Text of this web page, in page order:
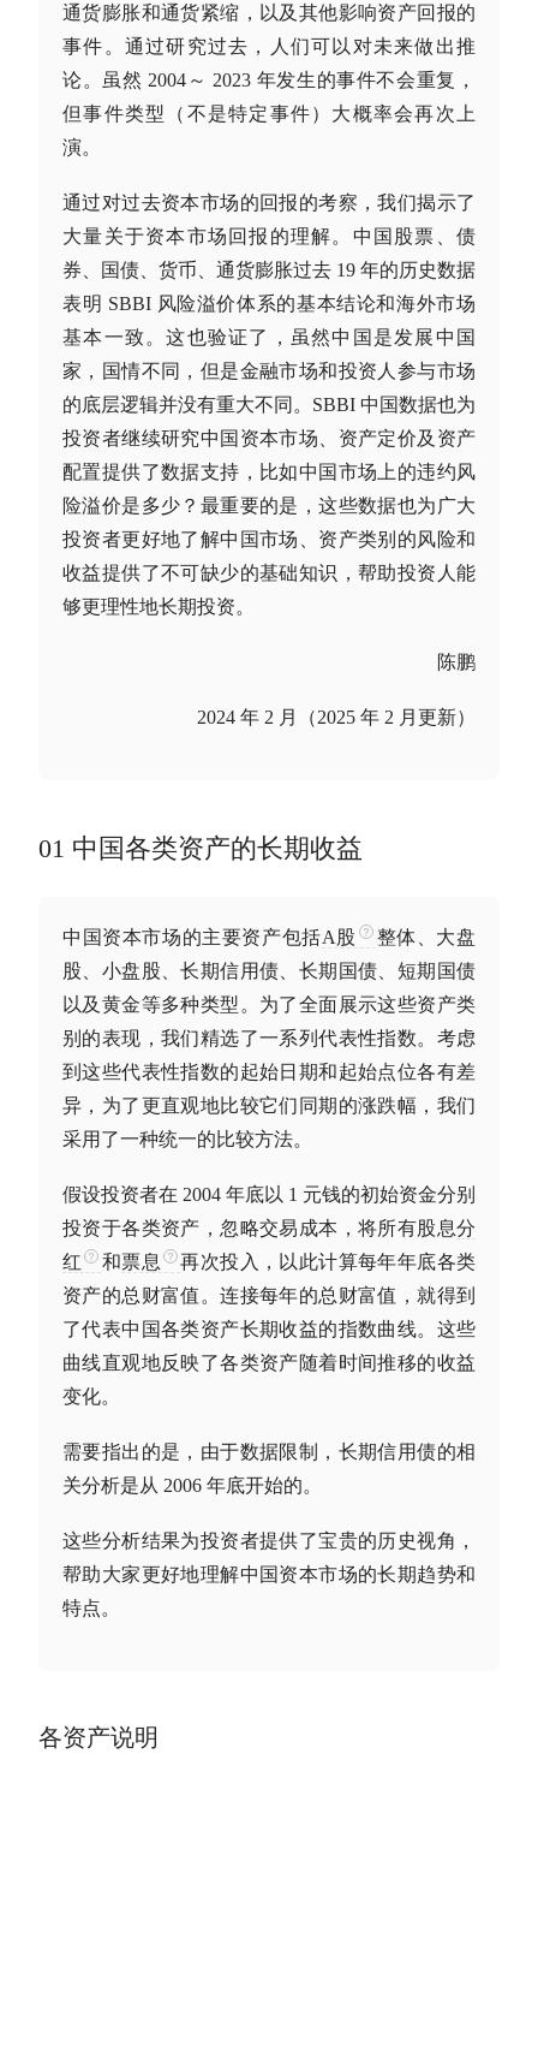
通货膨胀和通货紧缩，以及其他影响资产回报的
事件。通过研究过去，人们可以对未来做出推
论。虽然 2004～ 2023 年发生的事件不会重复，
但事件类型（不是特定事件）大概率会再次上
演。
通过对过去资本市场的回报的考察，我们揭示了
大量关于资本市场回报的理解。中国股票、债
券、
国债 、货币、通货膨胀过去 19 年的历史数据
表明 SBBI 风险溢价体系的基本结论和海外市场
基本一致。这也验证了，虽然中国是发展中国
家，国情不同，但是金融市场和投资人参与市场
的底层逻辑并没有重大不同。SBBI 中国数据也为
投资者继续研究中国资本市场、资产定价及 资产
配置提供了数据支持，比如中国市场上的违约风
险溢价是多少？最重要的是，这些数据也为广大
投资者更好地了解中国市场、资产类别的风险和
收益提供了不可缺少的基础知识，帮助投资人能
够更理性地长期投资。
陈鹏
2024 年 2 月（2025 年 2 月更新）
01 中国各类资产的长期收益
中国资本市场的主要资产包括A股 整体、 大盘
股 、小盘股、长期信用债、长期 国债
短期国债
以及黄金等多种类型。为了全面展示这些资产类
别的表现，我们精选了一系列代表性指数。考虑
到这些代表性指数的起始日期和起始点位各有差
异，为了更直观地比较它们同期的涨跌幅，我们
采用了一种统一的比较方法。
假设投资者在 2004 年底以 1 元钱的初始资金分别
投资于各类资产，忽略交易成本，将所有股息分
红
和票息
再次投入，以此计算每年年底各类
资产的总财富值。连接每年的总财富值，就得到
了代表中国各类资产长期收益的指数曲线。这些
曲线直观地反映了各类资产随着时间推移的收益
变化。
需要指出的是，由于数据限制，长期信用债的相
关分析是从 2006 年底开始的。
这些分析结果为投资者提供了宝贵的历史视角，
帮助大家更好地理解中国资本市场的长期趋势和
特点。
各资产说明